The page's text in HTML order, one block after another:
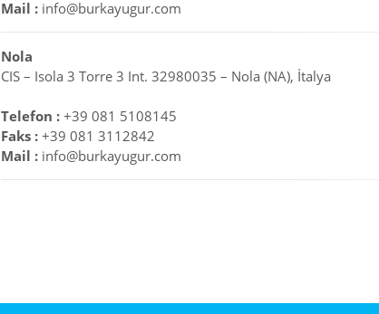
Mail :info@burkayugur.com
Nola
CIS – Isola 3 Torre 3 Int. 32980035 – Nola (NA), İtalya
Telefon :+39 081 5108145
Faks : +39 081 3112842
Mail :info@burkayugur.com